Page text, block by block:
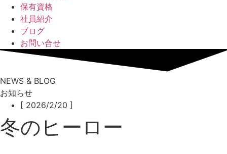
保有資格
社員紹介
ブログ
お問い合せ
NEWS & BLOG
お知らせ
[ 2026/2/20 ]
冬のヒーロー